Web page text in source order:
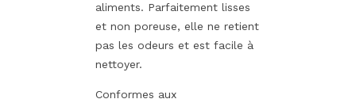
aliments. Parfaitement lisses
et non poreuse, elle ne retient
pas les odeurs et est facile à
nettoyer.
Conformes aux